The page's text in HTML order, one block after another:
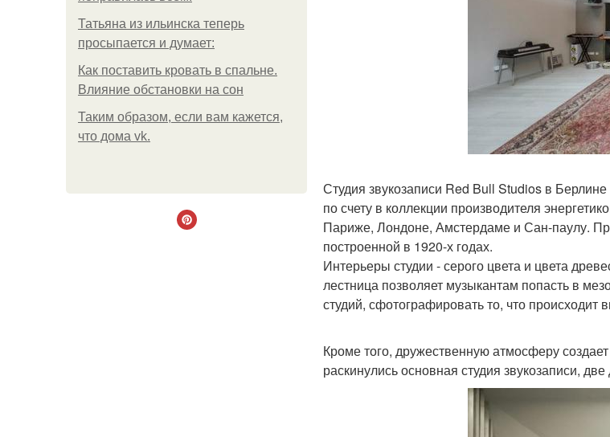
Татьяна из ильинска теперь
просыпается и думает:
Как поставить кровать в спальне.
Влияние обстановки на сон
Таким образом, если вам кажется,
что дома vk.
Студия звукозаписи Red Bull Studios в
по счету в коллекции производителя
Париже, Лондоне, Амстердаме и Сан-паулу.
построенной в 1920-х годах.
Интерьеры студии - серого цвета и цвета
лестница позволяет музыкантам попасть в
студий, сфотографировать то, что происходит
Кроме того, дружественную атмосферу
раскинулись основная студия звукозаписи,